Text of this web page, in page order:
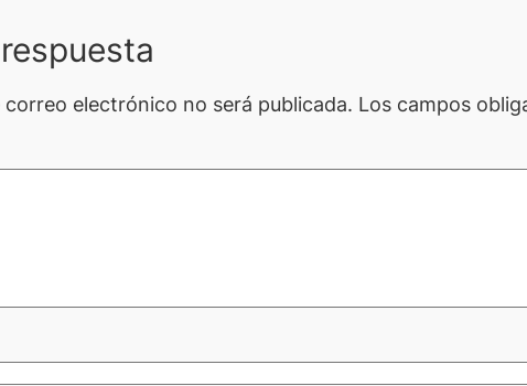
electrónico no será publicada. Los campos